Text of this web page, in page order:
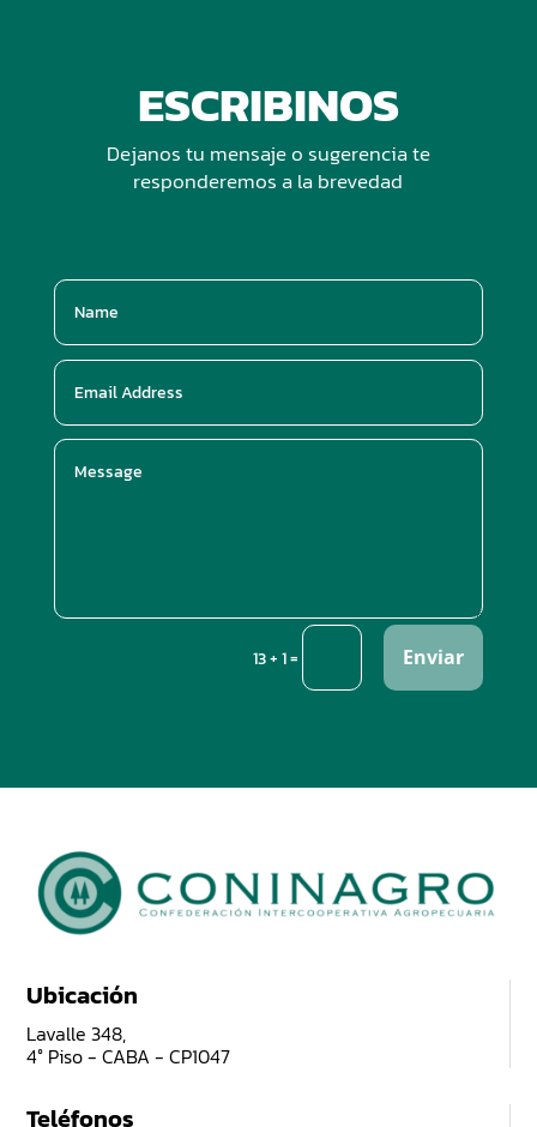
ESCRIBINOS
Dejanos tu mensaje o sugerencia te
responderemos a la brevedad
13 + 1= Enviar
Ubicación
Lavalle 348,
4° Piso - CABA - CP1047
Teléfonos